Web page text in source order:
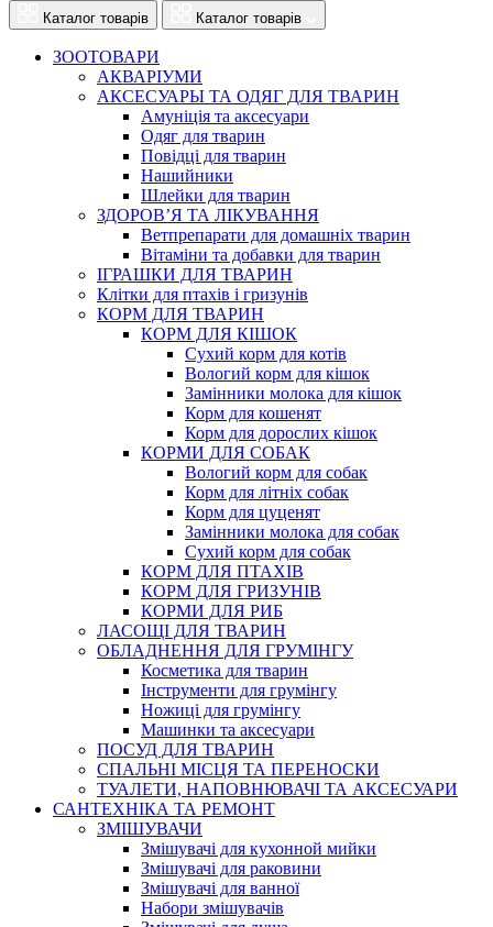
Каталог товарів Каталог товарів
ЗООТОВАРИ
АКВАРІУМИ
АКСЕСУАРЫ ТА ОДЯГ ДЛЯ ТВАРИН
Амуніція та аксесуари
Одяг для тварин
Повідці для тварин
Нашийники
Шлейки для тварин
ЗДОРОВ’Я ТА ЛІКУВАННЯ
Ветпрепарати для домашніх тварин
Вітаміни та добавки для тварин
ІГРАШКИ ДЛЯ ТВАРИН
Клітки для птахів і гризунів
КОРМ ДЛЯ ТВАРИН
КОРМ ДЛЯ КІШОК
Сухий корм для котів
Вологий корм для кішок
Замінники молока для кішок
Корм для кошенят
Корм для дорослих кішок
КОРМИ ДЛЯ СОБАК
Вологий корм для собак
Корм для літніх собак
Корм для цуценят
Замінники молока для собак
Сухий корм для собак
КОРМ ДЛЯ ПТАХІВ
КОРМ ДЛЯ ГРИЗУНІВ
КОРМИ ДЛЯ РИБ
ЛАСОЩІ ДЛЯ ТВАРИН
ОБЛАДНЕННЯ ДЛЯ ГРУМІНГУ
Косметика для тварин
Інструменти для грумінгу
Ножиці для грумінгу
Машинки та аксесуари
ПОСУД ДЛЯ ТВАРИН
СПАЛЬНІ МІСЦЯ ТА ПЕРЕНОСКИ
ТУАЛЕТИ, НАПОВНЮВАЧІ ТА АКСЕСУАРИ
САНТЕХНІКА ТА РЕМОНТ
ЗМІШУВАЧИ
Змішувачі для кухонной мийки
Змішувачі для раковини
Змішувачі для ванної
Набори змішувачів